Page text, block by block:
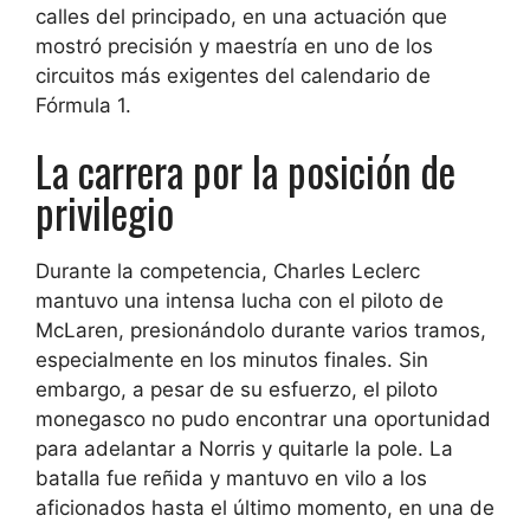
calles del principado, en una actuación que
mostró precisión y maestría en uno de los
circuitos más exigentes del calendario de
Fórmula 1.
La carrera por la posición de
privilegio
Durante la competencia, Charles Leclerc
mantuvo una intensa lucha con el piloto de
McLaren, presionándolo durante varios tramos,
especialmente en los minutos finales. Sin
embargo, a pesar de su esfuerzo, el piloto
monegasco no pudo encontrar una oportunidad
para adelantar a Norris y quitarle la pole. La
batalla fue reñida y mantuvo en vilo a los
aficionados hasta el último momento, en una de